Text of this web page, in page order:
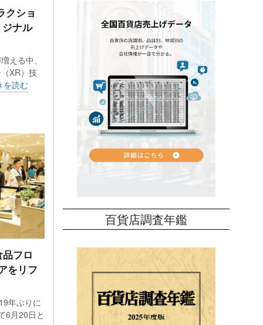
クショ
ナル
える中、
XR）技
を読む
フロ
をリフ
年ぶりに
6月20日と
百貨店調査年鑑